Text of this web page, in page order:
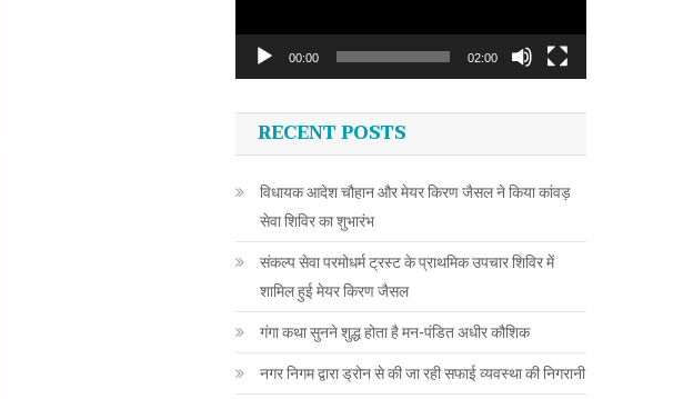
00:00 02:00
RECENT POSTS
विधायक आदेश चौहान और मेयर किरण जैसल ने किया कांवड़
सेवा शिविर का शुभारंभ
संकल्प सेवा परमोधर्म ट्रस्ट के प्राथमिक उपचार शिविर में
शामिल हुई मेयर किरण जैसल
गंगा कथा सुनने शुद्ध होता है मन-पंडित अधीर कौशिक
नगर निगम द्वारा ड्रोन से की जा रही सफाई व्यवस्था की निगरानी